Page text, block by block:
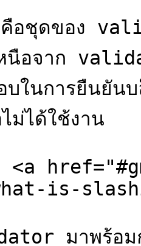
อชุดของ
หนือจาก
บในการยืนยั
ม่ได้ใช้งาน
<a
is-
มาพร้อม